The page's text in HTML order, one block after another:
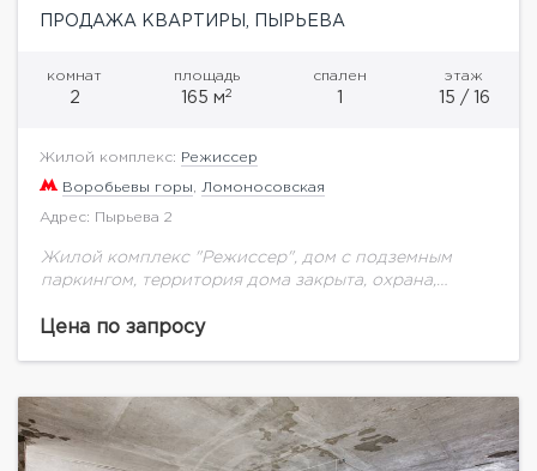
ПРОДАЖА КВАРТИРЫ, ПЫРЬЕВА
комнат
2
площадь
165 м2
спален
1
этаж
15 / 16
Жилой комплекс: Режиссер
Воробьевы горы Ломоносовская
Адрес: Пырьева 2
Жилой комплекс "Режиссер", дом с подземным
паркингом, территория дома закрыта, охрана,
качественный ремонт, полностью оборудована
Цена по запросу